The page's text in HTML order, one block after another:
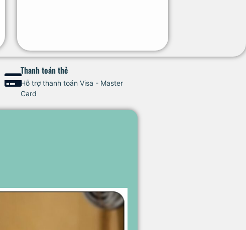
Thanh toán thẻ
Hỗ trợ thanh toán Visa - Master
Card